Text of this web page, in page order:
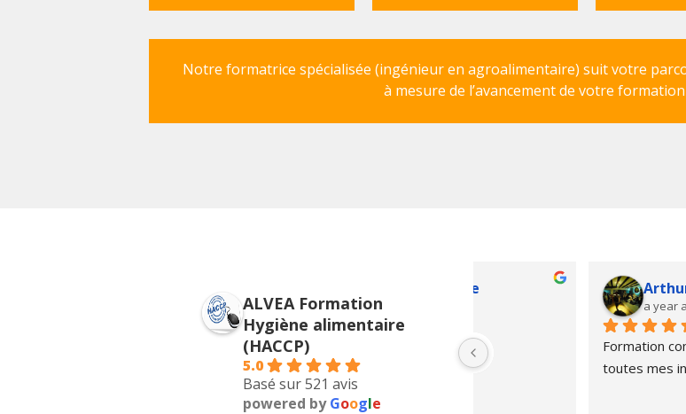
Notre formatrice spécialisée (ingénieur en agroalimentaire) suit votre
à mesure de l’avancement de votre
ALVEA Formation
Hygiène alimentaire
(HACCP)
5.0
Basé sur 521 avis
powered byGoogle
a year ago
Formation complète, réponse à
toutes mes interrogations!
Marchioni Aurélie